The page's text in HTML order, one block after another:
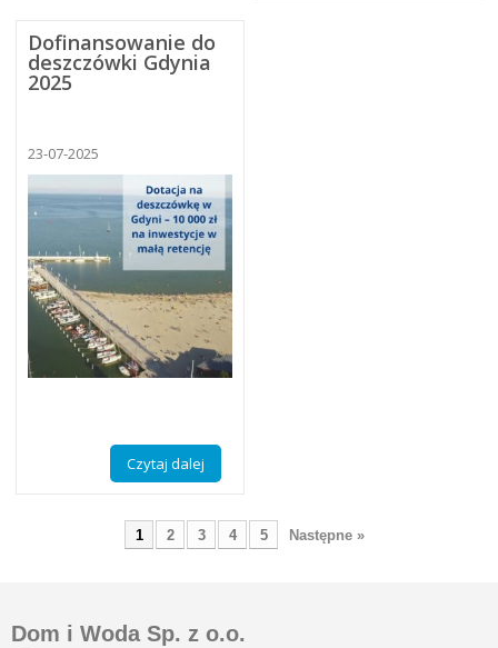
Dofinansowanie do
deszczówki Gdynia
2025
23-07-2025
Czytaj dalej
1 2 3 4 5 Następne »
Dom i Woda Sp. z o.o.